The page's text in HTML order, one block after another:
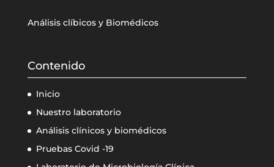
Análisis clíbicos y Biomédicos
Contenido
Inicio
Nuestro laboratorio
Análisis clínicos y biomédicos
Pruebas Covid -19